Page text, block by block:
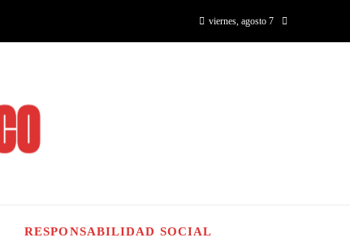
viernes, agosto 7
RESPONSABILIDAD SOCIAL